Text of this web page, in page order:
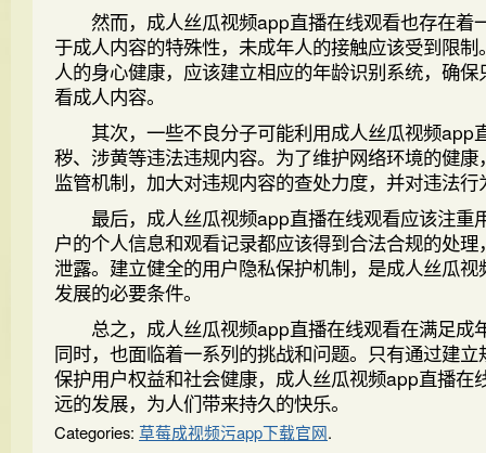
然而，成人丝瓜视频app直播在线观看也存在着
于成人内容的特殊性，未成年人的接触应该受到限
人的身心健康，应该建立相应的年龄识别系统，确
看成人内容。
其次，一些不良分子可能利用成人丝瓜视频app
秽、涉黄等违法违规内容。为了维护网络环境的健
监管机制，加大对违规内容的查处力度，并对违法行
最后，成人丝瓜视频app直播在线观看应该注重
户的个人信息和观看记录都应该得到合法合规的处
泄露。建立健全的用户隐私保护机制，是成人丝瓜
发展的必要条件。
总之，成人丝瓜视频app直播在线观看在满足成
同时，也面临着一系列的挑战和问题。只有通过建
保护用户权益和社会健康，成人丝瓜视频app直播在
远的发展，为人们带来持久的快乐。
Categories: 草莓成视频污app下载官网.